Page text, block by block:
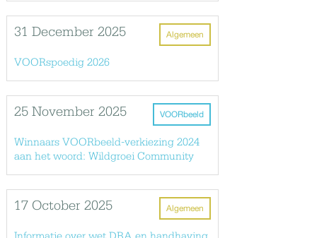
Algemeen
31 December 2025
VOORspoedig 2026
VOORbeeld
25 November 2025
Winnaars VOORbeeld-verkiezing 2024
aan het woord: Wildgroei Community
Algemeen
17 October 2025